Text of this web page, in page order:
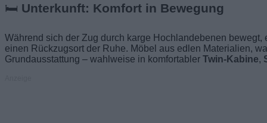
🛏 Unterkunft: Komfort in Bewegung
Während sich der Zug durch karge Hochlandebenen
einen Rückzugsort der Ruhe. Möbel aus edlen Materialien,
Grundausstattung – wahlweise in komfortabler Twin-Kabine,